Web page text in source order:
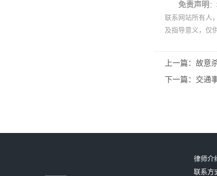
免责声明
联系网站所有人
及指导意义，仅
上一篇：故意
下一篇：交通
律师介
联系方